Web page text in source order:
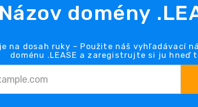
Názov domény
na dosah ruky – Použite náš vyhľadávací
doménu .LEASE a zaregistrujte si ju hneď